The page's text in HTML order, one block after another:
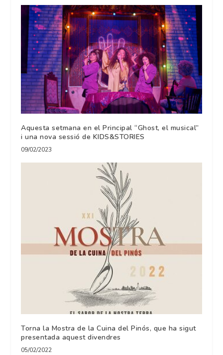
Aquesta setmana en el Principal “Ghost, el musical”
i una nova sessió de KIDS&STORIES
09/02/2023
Torna la Mostra de la Cuina del Pinós, que ha sigut
presentada aquest divendres
05/02/2022